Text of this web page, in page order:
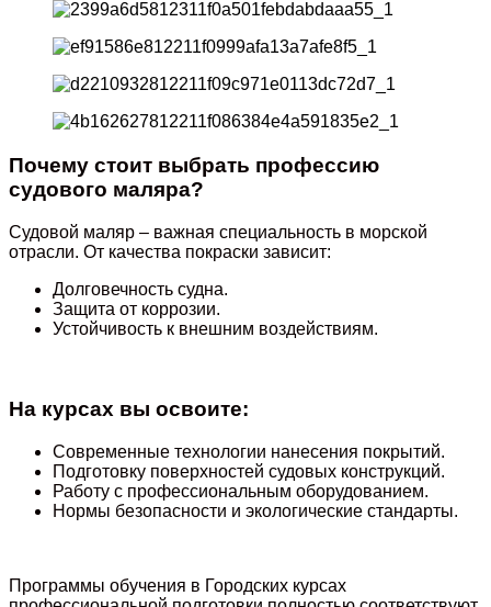
Почему стоит выбрать профессию
судового маляра?
Судовой маляр – важная специальность в морской
отрасли. От качества покраски зависит:
Долговечность судна.
Защита от коррозии.
Устойчивость к внешним воздействиям.
На курсах вы освоите:
Современные технологии нанесения покрытий.
Подготовку поверхностей судовых конструкций.
Работу с профессиональным оборудованием.
Нормы безопасности и экологические стандарты.
Программы обучения в Городских курсах